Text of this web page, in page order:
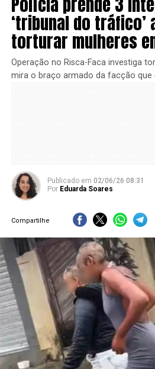
‘tribunal do tráfico’
torturar mulheres
Operação no Risca-Faca investiga
mira o braço armado da facção que
Publicado em 02/06/26 08:31
Por Eduarda Soares
Compartilhe